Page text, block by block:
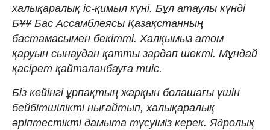
халықаралық іс-қимыл күні. Бұл атаулы күнді
БҰҰ Бас Ассамблеясы Қазақстанның
бастамасымен бекітті. Халқымыз атом
қаруын сынаудан қатты зардап шекті. Мұндай
қасірет қайталанбауға тиіс.
Біз кейінгі ұрпақтың жарқын болашағы үшін
бейбітшілікті нығайтып, халықаралық
әріптестікті дамыта түсуіміз керек. Ядролық